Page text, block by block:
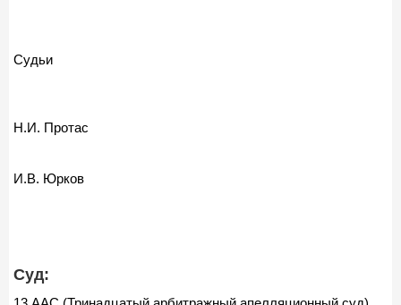
Судьи
Н.И. Протас
И.В. Юрков
Суд: